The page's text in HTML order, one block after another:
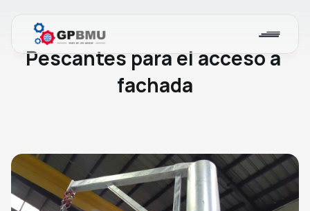
Blog
Pescantes para el acceso a
fachada